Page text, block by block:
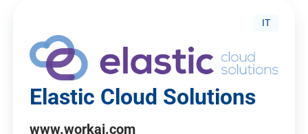
IT
Elastic Cloud Solutions
www.workai.com